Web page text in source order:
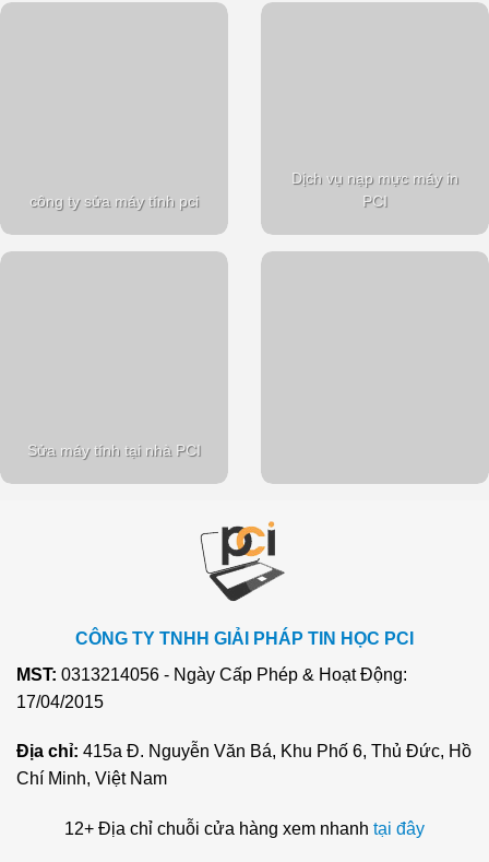
công ty sửa máy tính pci
Dịch vụ nạp mực máy in
PCI
Sửa máy tính tại nhà PCI
CÔNG TY TNHH GIẢI PHÁP TIN HỌC PCI
MST: 0313214056 - Ngày Cấp Phép & Hoạt Động:
17/04/2015
Địa chỉ: 415a Đ. Nguyễn Văn Bá, Khu Phố 6, Thủ Đức, Hồ
Chí Minh, Việt Nam
12+ Địa chỉ chuỗi cửa hàng xem nhanh tại đây